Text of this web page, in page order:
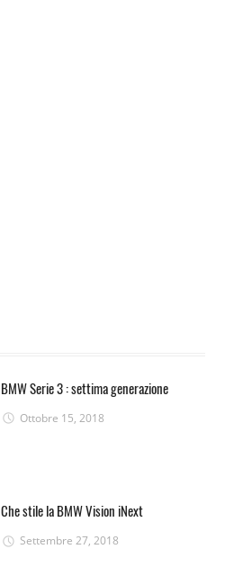
BMW Serie 3 : settima generazione
Ottobre 15, 2018
Che stile la BMW Vision iNext
Settembre 27, 2018